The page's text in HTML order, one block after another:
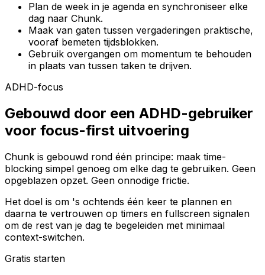
Plan de week in je agenda en synchroniseer elke
dag naar Chunk.
Maak van gaten tussen vergaderingen praktische,
vooraf bemeten tijdsblokken.
Gebruik overgangen om momentum te behouden
in plaats van tussen taken te drijven.
ADHD-focus
Gebouwd door een ADHD-gebruiker
voor focus-first uitvoering
Chunk is gebouwd rond één principe: maak time-
blocking simpel genoeg om elke dag te gebruiken. Geen
opgeblazen opzet. Geen onnodige frictie.
Het doel is om 's ochtends één keer te plannen en
daarna te vertrouwen op timers en fullscreen signalen
om de rest van je dag te begeleiden met minimaal
context-switchen.
Gratis starten